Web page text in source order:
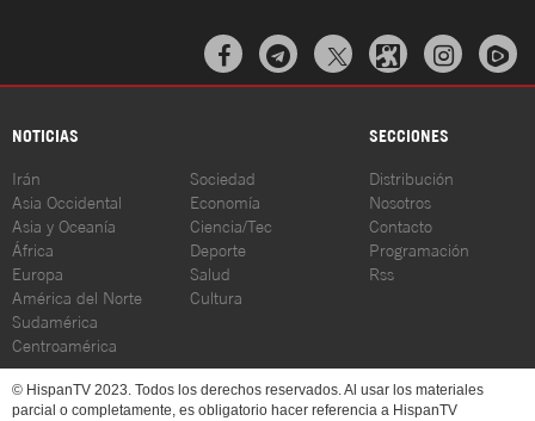
  
NOTICIAS SECCIONES
Irán
Asia Occidental
Asia y Oceanía
África
Europa
América del Norte
Sudamérica
Centroamérica
Sociedad
Economía
Ciencia/Tec
Deporte
Salud
Cultura
Distribución
Nosotros
Contacto
Programación
Rss
© HispanTV 2023. Todos los derechos reservados. Al usar los materiales
parcial o completamente, es obligatorio hacer referencia a HispanTV